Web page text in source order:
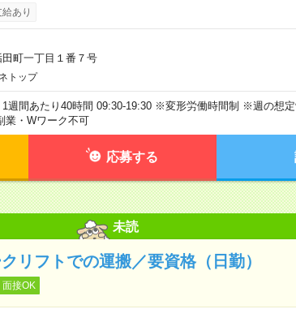
あり
町一丁目１番７号
トップ
週間あたり40時間 09:30-19:30 ※変形労働時間制 ※週の想定
業・Wワーク不可
応募する
未読
リフトでの運搬／要資格（日勤）
接OK